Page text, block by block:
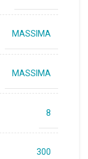
MASSIMA
MASSIMA
8
300